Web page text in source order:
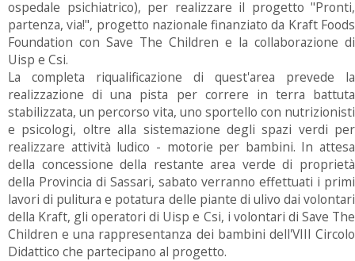
ospedale psichiatrico), per realizzare il progetto "Pronti,
partenza, via!", progetto nazionale finanziato da Kraft Foods
Foundation con Save The Children e la collaborazione di
Uisp e Csi.
La completa riqualificazione di quest'area prevede la
realizzazione di una pista per correre in terra battuta
stabilizzata, un percorso vita, uno sportello con nutrizionisti
e psicologi, oltre alla sistemazione degli spazi verdi per
realizzare attività ludico - motorie per bambini. In attesa
della concessione della restante area verde di proprietà
della Provincia di Sassari, sabato verranno effettuati i primi
lavori di pulitura e potatura delle piante di ulivo dai volontari
della Kraft, gli operatori di Uisp e Csi, i volontari di Save The
Children e una rappresentanza dei bambini dell'VIII Circolo
Didattico che partecipano al progetto.